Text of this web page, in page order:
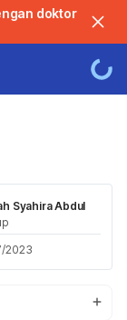
doktor
Syahira Abdul
2023